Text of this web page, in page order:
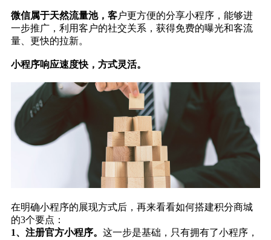
微信属于天然流量池，客户更方便的分享小程序，能够进
一步推广，利用客户的社交关系，获得免费的曝光和客流
量、更快的拉新。
小程序响应速度快，方式灵活。
在明确小程序的展现方式后，再来看看如何搭建积分商城
的3个要点：
1、注册官方小程序。 这一步是基础，只有拥有了小程序，